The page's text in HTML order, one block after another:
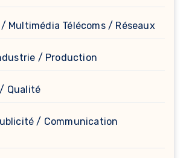
Multimédia Télécoms / Réseaux
/ Production
Qualité
/ Communication